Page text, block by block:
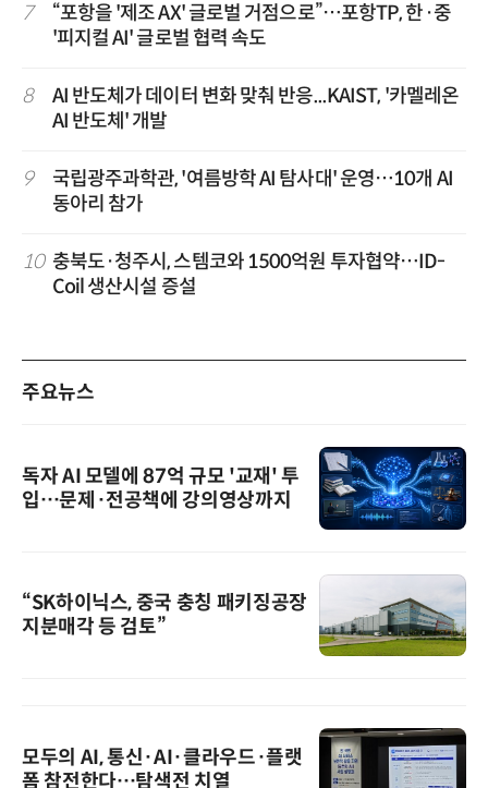
7
“포항을 '제조 AX' 글로벌 거점으로”…포항TP, 한·중
'피지컬 AI' 글로벌 협력 속도
8
AI 반도체가 데이터 변화 맞춰 반응...KAIST, '카멜레온
AI 반도체' 개발
9
국립광주과학관, '여름방학 AI 탐사대' 운영…10개 AI
동아리 참가
10 충북도·청주시, 스템코와 1500억원 투자협약…ID-
Coil 생산시설 증설
주요뉴스
독자 AI 모델에 87억 규모 '교재' 투
입…문제·전공책에 강의영상까지
“SK하이닉스, 중국 충칭 패키징공장
지분매각 등 검토”
모두의 AI, 통신·AI·클라우드·플랫
폼 참전한다…탐색전 치열